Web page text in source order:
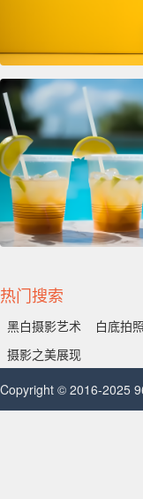
热门搜索
黑白摄影艺术 白底拍
摄影之美展现
Copyright © 2016-2025